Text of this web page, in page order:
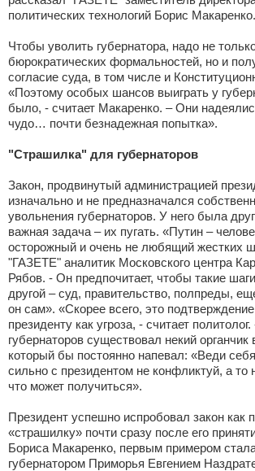
политических технологий Борис Макаренко.
Чтобы уволить губернатора, надо не
бюрократических формальностей, но и
согласие суда, в том числе и
«Поэтому особых шансов выиграть у
было, - считает Макаренко. – Они
чудо… почти безнадежная попытка».
"Страшилка" для губернаторов
Закон, продвинутый администрацией
изначально и не предназначался
увольнения губернаторов. У него была
важная задача – их пугать. «Путин –
осторожный и очень не любящий жестких
"ГАЗЕТЕ" аналитик Московского центра
Рябов. - Он предпочитает, чтобы такие
другой – суд, правительство, полпреды,
он сам». «Скорее всего, это
президенту как угроза, - считает
губернаторов существовал некий органчик
который бы постоянно напевал: «Веди
сильно с президентом не конфликтуй, а то
что может получиться».
Президент успешно испробовал закон как
«страшилку» почти сразу после его
Бориса Макаренко, первым примером
губернатором Приморья Евгением